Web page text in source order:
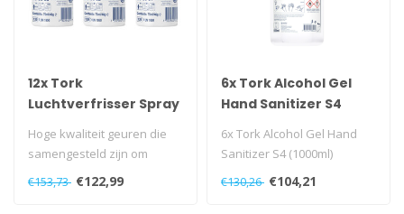
12x Tork
Luchtverfrisser Spray
3 Parfums A1 Premium
Hoge kwaliteit geuren die
samengesteld zijn om
ongewenste geuren
€153,73 €122,99
6x Tork Alcohol Gel
Hand Sanitizer S4
6x Tork Alcohol Gel Hand
Sanitizer S4 (1000ml)
€130,26 €104,21